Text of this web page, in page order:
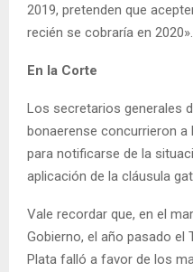
2019, pretenden que
recién se cobraría en 2020».
En la Corte
Los secretarios generales
bonaerense concurrieron a
para notificarse de la
aplicación de la cláusula
Vale recordar que, en el
Gobierno, el año pasado el
Plata falló a favor de los